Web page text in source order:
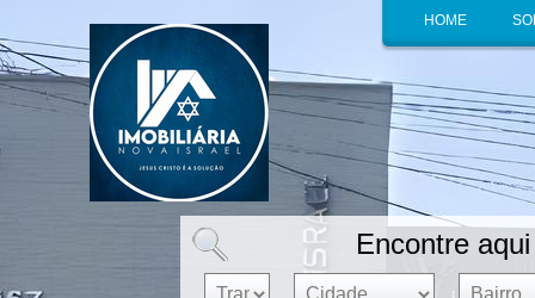
HOME
Encontre